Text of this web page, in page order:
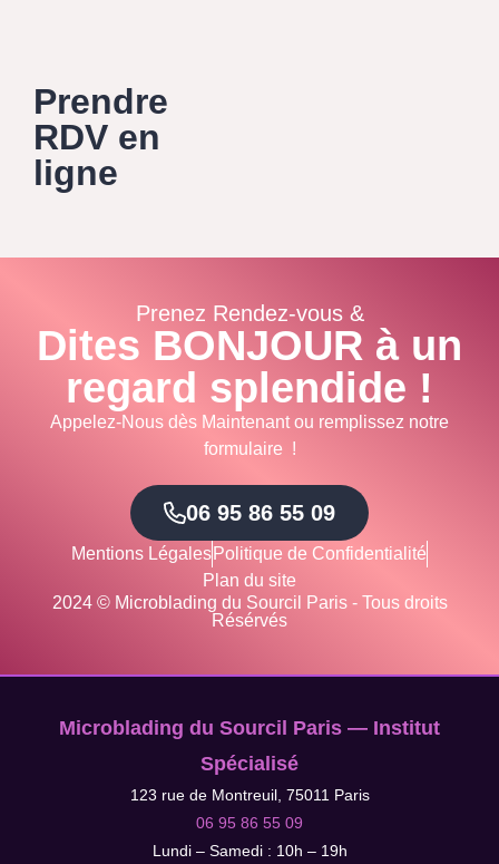
Prendre
RDV en
ligne
Prenez Rendez-vous &
Dites BONJOUR à un
regard splendide !
Appelez-Nous dès Maintenant ou remplissez notre
formulaire !
06 95 86 55 09
Mentions LégalesPolitique de Confidentialité
Plan du site
2024 © Microblading du Sourcil Paris - Tous droits
Résérvés
Microblading du Sourcil Paris — Institut
Spécialisé
123 rue de Montreuil, 75011 Paris
06 95 86 55 09
Lundi – Samedi : 10h – 19h